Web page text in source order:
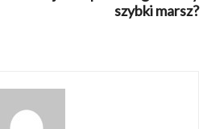
szybki marsz?